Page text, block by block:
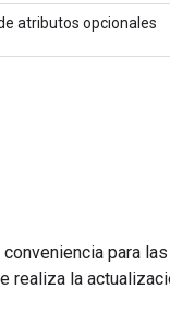
atributos opcionales
para
realiza la